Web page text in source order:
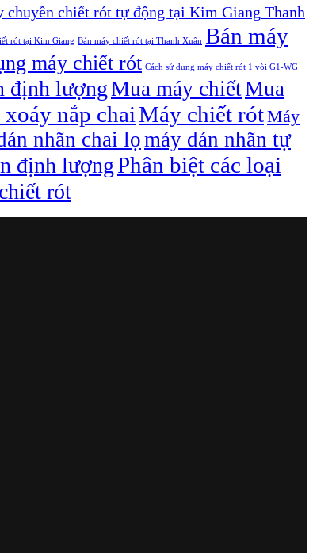
chuyền chiết rót tự động tại Kim Giang Thanh
rót tại Kim Giang Bán máy chiết rót tại Thanh Xuân Bán máy
máy chiết rót Cách sử dụng máy chiết rót 1 vòi G1-WG
định lượngMua máy chiếtMua
nắp chaiMáy chiết rótMáy
nhãn chai lọmáy dán nhãn tự
định lượngPhân biệt các loại
rót